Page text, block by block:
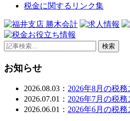
税金に関するリンク集
検索
お知らせ
2026.08.03： 2026年8月の税
2026.07.01： 2026年7月の税
2026.06.01： 2026年6月の税